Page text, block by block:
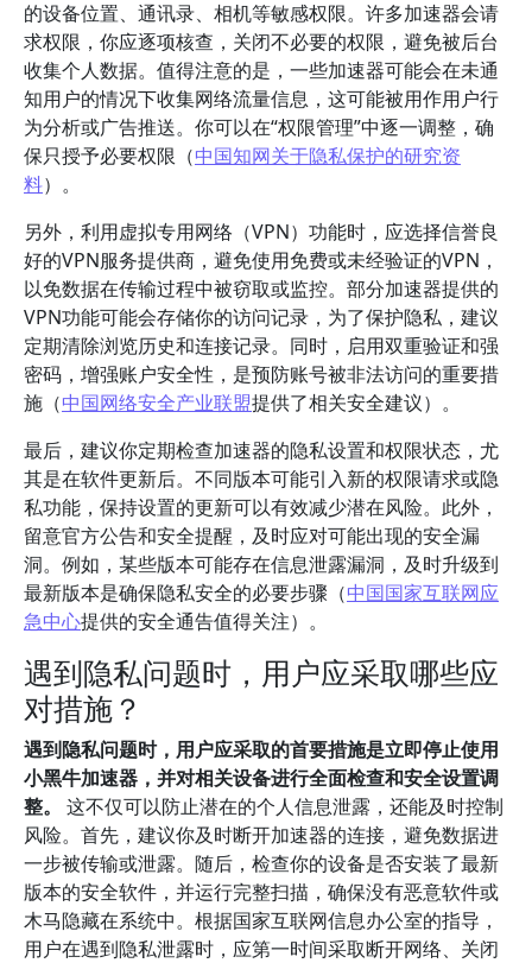
的设备位置、通讯录、相机等敏感权限。许多加速器会请
求权限，你应逐项核查，关闭不必要的权限，避免被后台
收集个人数据。值得注意的是，一些加速器可能会在未通
知用户的情况下收集网络流量信息，这可能被用作用户行
为分析或广告推送。你可以在“权限管理”中逐一调整，确
保只授予必要权限（中国知网关于隐私保护的研究资
料）。
另外，利用虚拟专用网络（VPN）功能时，应选择信誉良
好的VPN服务提供商，避免使用免费或未经验证的VPN，
以免数据在传输过程中被窃取或监控。部分加速器提供的
VPN功能可能会存储你的访问记录，为了保护隐私，建议
定期清除浏览历史和连接记录。同时，启用双重验证和强
密码，增强账户安全性，是预防账号被非法访问的重要措
施（中国网络安全产业联盟提供了相关安全建议）。
最后，建议你定期检查加速器的隐私设置和权限状态，尤
其是在软件更新后。不同版本可能引入新的权限请求或隐
私功能，保持设置的更新可以有效减少潜在风险。此外，
留意官方公告和安全提醒，及时应对可能出现的安全漏
洞。例如，某些版本可能存在信息泄露漏洞，及时升级到
最新版本是确保隐私安全的必要步骤（中国国家互联网应
急中心提供的安全通告值得关注）。
遇到隐私问题时，用户应采取哪些应
对措施？
遇到隐私问题时，用户应采取的首要措施是立即停止使用
小黑牛加速器，并对相关设备进行全面检查和安全设置调
整。
这不仅可以防止潜在的个人信息泄露，还能及时控制
风险。首先，建议你及时断开加速器的连接，避免数据进
一步被传输或泄露。随后，检查你的设备是否安装了最新
版本的安全软件，并运行完整扫描，确保没有恶意软件或
木马隐藏在系统中。根据国家互联网信息办公室的指导，
用户在遇到隐私泄露时，应第一时间采取断开网络、关闭